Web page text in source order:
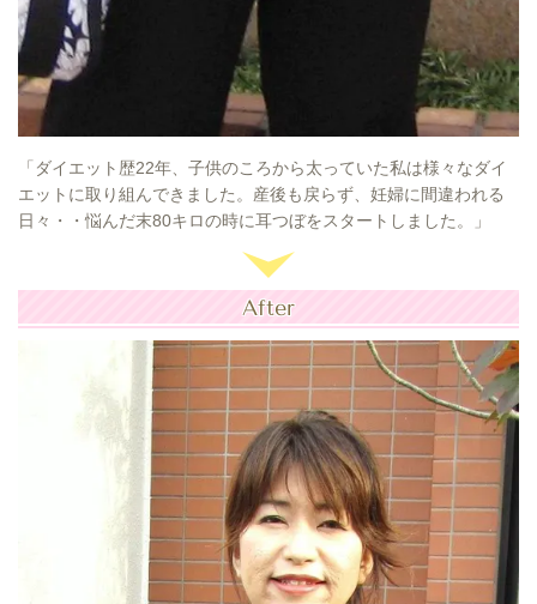
「ダイエット歴22年、子供のころから太っていた私は様々なダイ
エットに取り組んできました。産後も戻らず、妊婦に間違われる
日々・・悩んだ末80キロの時に耳つぼをスタートしました。」
After